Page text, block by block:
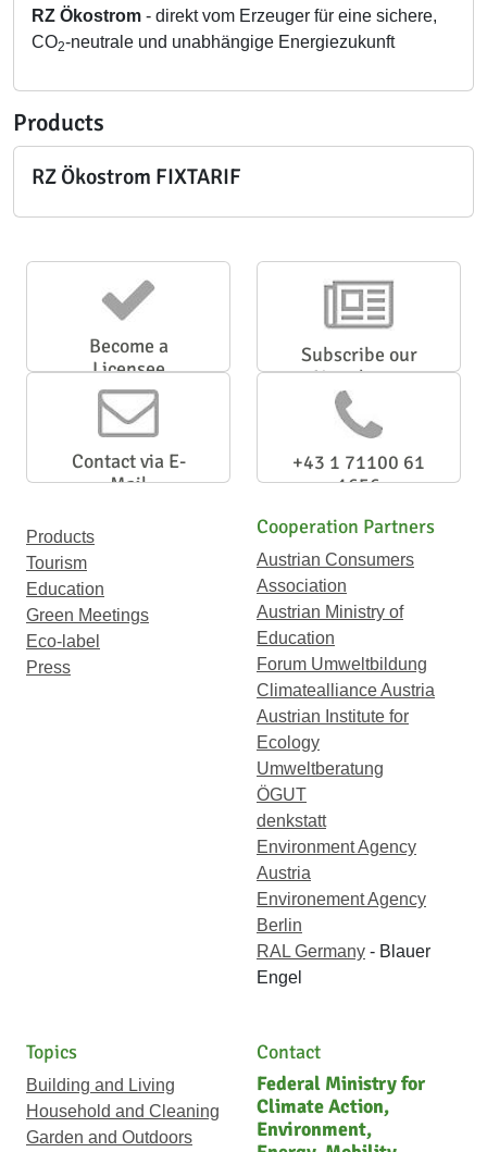
RZ Ökostrom - direkt vom Erzeuger für eine sichere,
CO2-neutrale und unabhängige Energiezukunft
Products
RZ Ökostrom FIXTARIF
Become a
Licensee
Subscribe our
Newsletter
Contact via E-
Mail
+43 1 71100 61
1656
Products
Tourism
Education
Green Meetings
Eco-label
Press
Cooperation Partners
Austrian Consumers
Association
Austrian Ministry of
Education
Forum Umweltbildung
Climatealliance Austria
Austrian Institute for
Ecology
Umweltberatung
ÖGUT
denkstatt
Environment Agency
Austria
Environement Agency
Berlin
RAL Germany - Blauer
Engel
Topics
Building and Living
Household and Cleaning
Garden and Outdoors
Contact
Federal Ministry for
Climate Action,
Environment,